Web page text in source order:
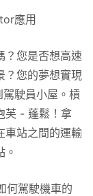
應用
？您是否想高速
？您的夢想實現
駛員小屋。槓
芙 - 蓬鬆！拿
車站之間的運輸
何駕駛機車的